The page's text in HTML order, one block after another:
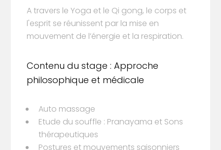
A travers le Yoga et le Qi gong, le corps et
l'esprit se réunissent par la mise en
mouvement de l’énergie et la respiration.
Contenu du stage : Approche
philosophique et médicale
Auto massage
Etude du souffle : Pranayama et Sons
thérapeutiques
Postures et mouvements saisonniers